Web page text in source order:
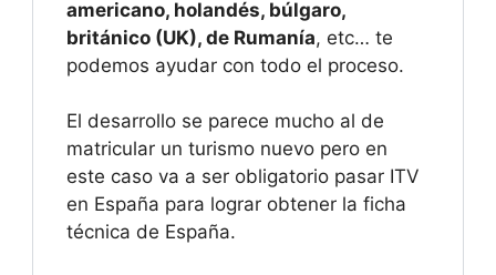
americano, holandés, búlgaro,
británico (UK), de Rumanía, etc… te
podemos ayudar con todo el proceso.
El desarrollo se parece mucho al de
matricular un turismo nuevo pero en
este caso va a ser obligatorio pasar ITV
en España para lograr obtener la ficha
técnica de España.